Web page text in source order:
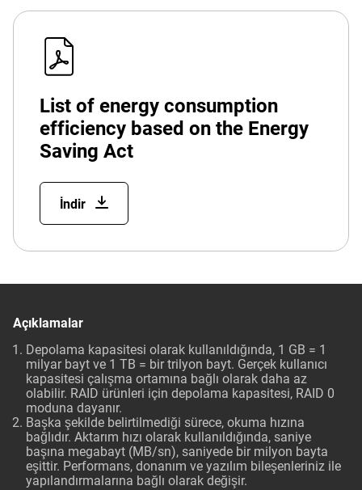
List of energy consumption
efficiency based on the Energy
Saving Act
İndir
Açıklamalar
Depolama kapasitesi olarak kullanıldığında, 1 GB = 1
milyar bayt ve 1 TB = bir trilyon bayt. Gerçek kullanıcı
kapasitesi çalışma ortamına bağlı olarak daha az
olabilir. RAID ürünleri için depolama kapasitesi, RAID 0
moduna dayanır.
Başka şekilde belirtilmediği sürece, okuma hızına
bağlıdır. Aktarım hızı olarak kullanıldığında, saniye
başına megabayt (MB/sn), saniyede bir milyon bayta
eşittir. Performans, donanım ve yazılım bileşenleriniz ile
yapılandırmalarına bağlı olarak değişir.